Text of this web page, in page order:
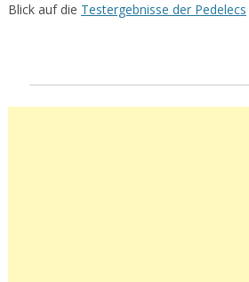
Blick auf die Testergebnisse der Pedelecs